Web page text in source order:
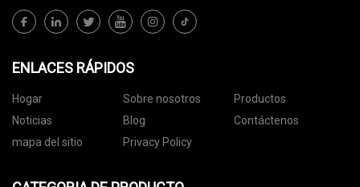
ENLACES RÁPIDOS
Hogar Sobre nosotros
Productos
Noticias
Blog
Contáctenos
mapa del sitio
Privacy Policy